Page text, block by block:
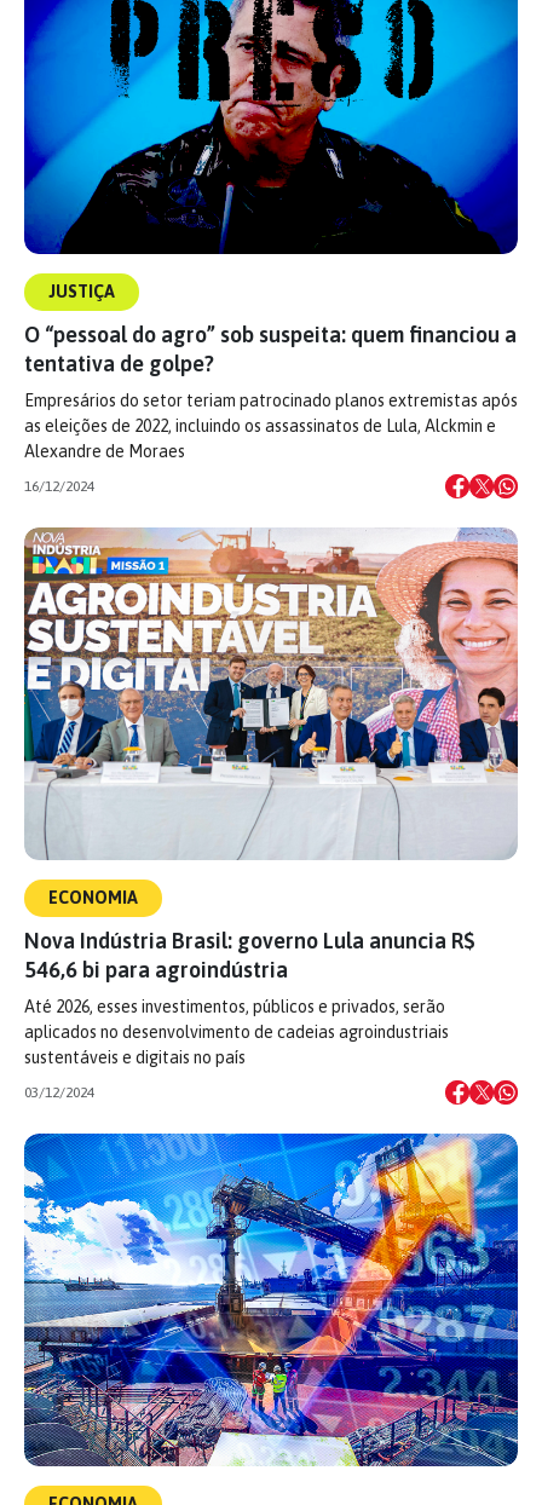
JUSTIÇA
O “pessoal do agro” sob suspeita: quem financiou a
tentativa de golpe?
Empresários do setor teriam patrocinado planos extremistas após
as eleições de 2022, incluindo os assassinatos de Lula, Alckmin e
Alexandre de Moraes
16/12/2024
ECONOMIA
Nova Indústria Brasil: governo Lula anuncia R$
546,6 bi para agroindústria
Até 2026, esses investimentos, públicos e privados, serão
aplicados no desenvolvimento de cadeias agroindustriais
sustentáveis e digitais no país
03/12/2024